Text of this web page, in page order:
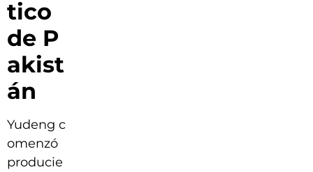
tico
de P
akist
án
Yudeng c
omenzó
producie